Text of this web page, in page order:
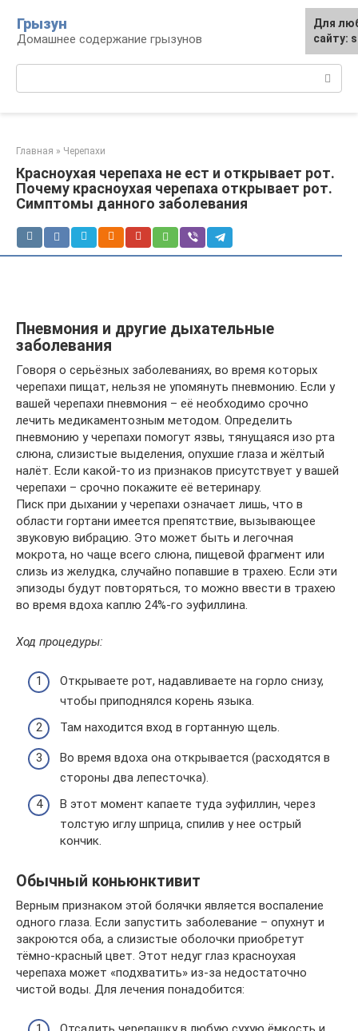
контенту
Грызун
Домашнее содержание грызунов
Главная » Черепахи
Красноухая черепаха не ест и открывает рот.
Почему красноухая черепаха открывает рот.
Симптомы данного заболевания
Пневмония и другие дыхательные
заболевания
Говоря о серьёзных заболеваниях, во время которых
черепахи пищат, нельзя не упомянуть пневмонию. Если у
вашей черепахи пневмония – её необходимо срочно
лечить медикаментозным методом. Определить
пневмонию у черепахи помогут язвы, тянущаяся изо рта
слюна, слизистые выделения, опухшие глаза и жёлтый
налёт. Если какой-то из признаков присутствует у вашей
черепахи – срочно покажите её ветеринару.
Писк при дыхании у черепахи означает лишь, что в
области гортани имеется препятствие, вызывающее
звуковую вибрацию. Это может быть и легочная
мокрота, но чаще всего слюна, пищевой фрагмент или
слизь из желудка, случайно попавшие в трахею. Если эти
эпизоды будут повторяться, то можно ввести в трахею
во время вдоха каплю 24%-го эуфиллина.
Ход процедуры:
Открываете рот, надавливаете на горло снизу,
чтобы приподнялся корень языка.
Там находится вход в гортанную щель.
Во время вдоха она открывается (расходятся в
стороны два лепесточка).
В этот момент капаете туда эуфиллин, через
толстую иглу шприца, спилив у нее острый
кончик.
Обычный коньюнктивит
Верным признаком этой болячки является воспаление
одного глаза. Если запустить заболевание – опухнут и
закроются оба, а слизистые оболочки приобретут
тёмно-красный цвет. Этот недуг глаз красноухая
черепаха может «подхватить» из-за недостаточно
чистой воды. Для лечения понадобится:
Для
сайту: